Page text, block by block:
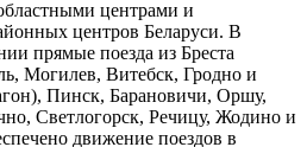
центрами и
центров Беларуси. В
прямые поезда из Бреста
Могилев, Витебск, Гродно и
Пинск, Барановичи, Оршу,
Светлогорск, Речицу, Жодино и
движение поездов в